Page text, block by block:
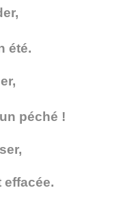
été.
péché !
effacée.